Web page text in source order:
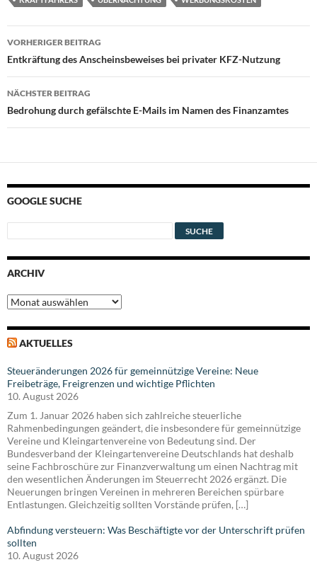
Beitragsnavigation
VORHERIGER BEITRAG
Entkräftung des Anscheinsbeweises bei privater KFZ-Nutzung
NÄCHSTER BEITRAG
Bedrohung durch gefälschte E-Mails im Namen des Finanzamtes
GOOGLE SUCHE
ARCHIV
Archiv
AKTUELLES
Steueränderungen 2026 für gemeinnützige Vereine: Neue
Freibeträge, Freigrenzen und wichtige Pflichten
10. August 2026
Zum 1. Januar 2026 haben sich zahlreiche steuerliche
Rahmenbedingungen geändert, die insbesondere für gemeinnützige
Vereine und Kleingartenvereine von Bedeutung sind. Der
Bundesverband der Kleingartenvereine Deutschlands hat deshalb
seine Fachbroschüre zur Finanzverwaltung um einen Nachtrag mit
den wesentlichen Änderungen im Steuerrecht 2026 ergänzt. Die
Neuerungen bringen Vereinen in mehreren Bereichen spürbare
Entlastungen. Gleichzeitig sollten Vorstände prüfen, […]
Abfindung versteuern: Was Beschäftigte vor der Unterschrift prüfen
sollten
10. August 2026